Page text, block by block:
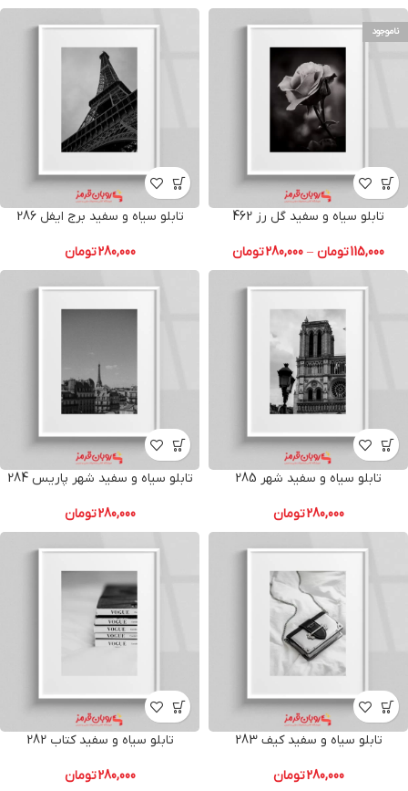
ناموجود
تابلو سیاه و سفید گل رز 462
115,000تومان –
280,000تومان
تابلو سیاه و سفید برج ایفل 286
280,000تومان
تابلو سیاه و سفید شهر 285
280,000تومان
تابلو سیاه و سفید شهر پاریس 284
280,000تومان
تابلو سیاه و سفید کیف 283
280,000تومان
تابلو سیاه و سفید کتاب 282
280,000تومان